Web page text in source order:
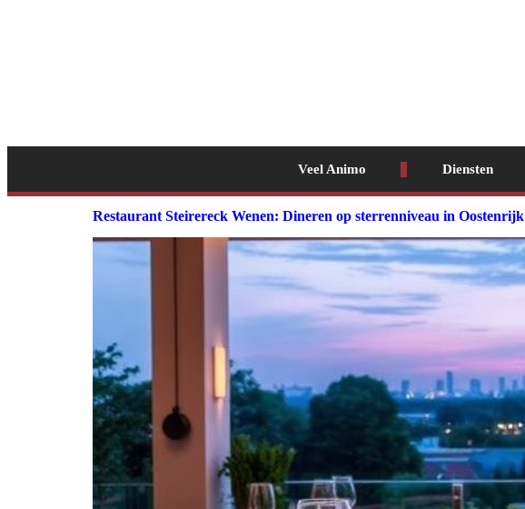
Veel Animo Diensten
Restaurant Steirereck Wenen: Dineren op sterrenniveau in Oostenrijk